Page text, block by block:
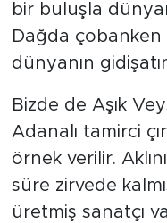
bir buluşla
Dağda çobanken
dünyanın
Bizde de Aşık
Adanalı tamirci
örnek verilir.
süre zirvede
üretmiş sanatçı